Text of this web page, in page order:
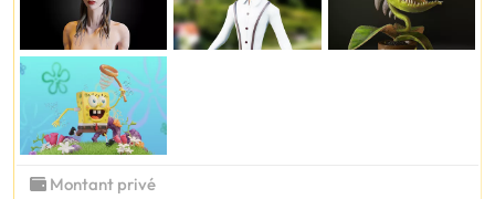
Montant privé